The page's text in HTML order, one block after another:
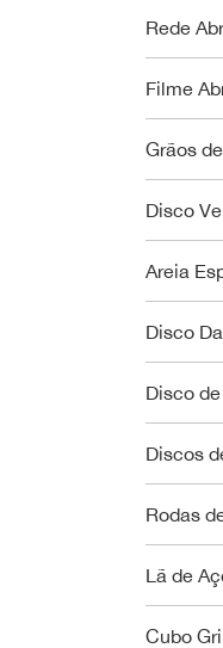
Rede
Filme
Grãos
Disco
Areia
Disco
Disco
Discos
Rodas
Lã de
Cubo